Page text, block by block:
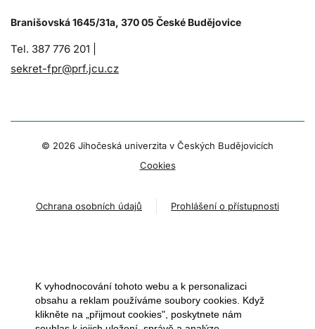
Branišovská 1645/31a, 370 05 České Budějovice
Tel. 387 776 201 |
sekret-fpr@prf.jcu.cz
© 2026 Jihočeská univerzita v Českých Budějovicích
Cookies
Ochrana osobních údajů Prohlášení o přístupnosti
K vyhodnocování tohoto webu a k personalizaci
obsahu a reklam používáme soubory cookies. Když
klikněte na „přijmout cookies", poskytnete nám